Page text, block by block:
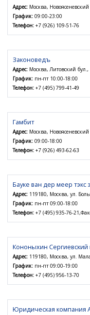
Адрес: Москва,
График: 09:00-23:00
Телефон: +7 (926) 109-51-76
Законоведъ
Адрес: Москва, Литовский
График: пн-пт 10:00-18:00
Телефон: +7 (495) 799-41-49
Гамбит
Адрес: Москва,
График: 09:00-18:00
Телефон: +7 (926) 493-62-63
Бауке ван дер меер тэкс
Адрес: 119180, Москва, ул.
График: пн-пт 09:00-18:00
Телефон: +7 (495) 935-76-
Кононыхин
Адрес: 119180, Москва, ул.
График: пн-пт 09:00-19:00
Телефон: +7 (495) 956-13-70
Юридическая компания